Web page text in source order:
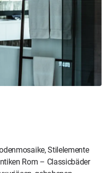
Stilelemente
Rom – Classicbäder